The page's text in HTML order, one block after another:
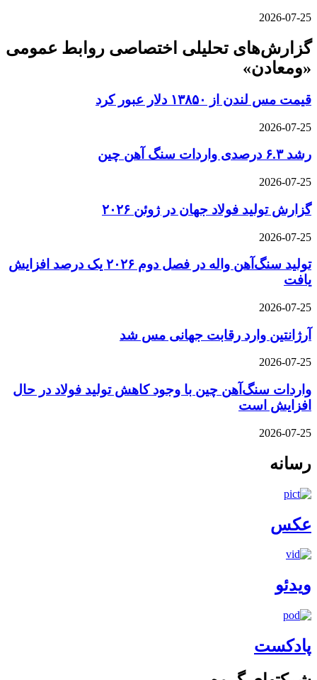
2026-07-25
گزارش‌های تحلیلی اختصاصی روابط عمومی
«ومعادن»
قیمت مس لندن از ۱۳۸۵۰ دلار عبور کرد
2026-07-25
رشد ۶.۳ درصدی واردات سنگ آهن چین
2026-07-25
گزارش تولید فولاد جهان در ژوئن ۲۰۲۶
2026-07-25
تولید سنگ‌آهن واله در فصل دوم ۲۰۲۶ یک درصد افزایش
یافت
2026-07-25
آرژانتین وارد رقابت جهانی مس شد
2026-07-25
واردات سنگ‌آهن چین با وجود کاهش تولید فولاد در حال
افزایش است
2026-07-25
رسانه
عکس
ویدئو
پادکست